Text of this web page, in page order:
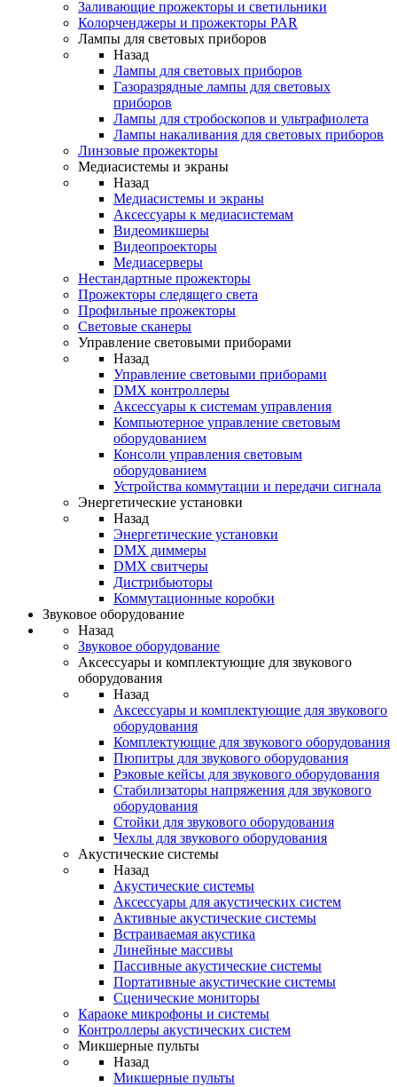
Заливающие прожекторы и светильники
Колорченджеры и прожекторы PAR
Лампы для световых приборов
Назад
Лампы для световых приборов
Газоразрядные лампы для световых
приборов
Лампы для стробоскопов и ультрафиолета
Лампы накаливания для световых приборов
Линзовые прожекторы
Медиасистемы и экраны
Назад
Медиасистемы и экраны
Аксессуары к медиасистемам
Видеомикшеры
Видеопроекторы
Медиасерверы
Нестандартные прожекторы
Прожекторы следящего света
Профильные прожекторы
Световые сканеры
Управление световыми приборами
Назад
Управление световыми приборами
DMX контроллеры
Аксессуары к системам управления
Компьютерное управление световым
оборудованием
Консоли управления световым
оборудованием
Устройства коммутации и передачи сигнала
Энергетические установки
Назад
Энергетические установки
DMX диммеры
DMX свитчеры
Дистрибьюторы
Коммутационные коробки
Звуковое оборудование
Назад
Звуковое оборудование
Аксессуары и комплектующие для звукового
оборудования
Назад
Аксессуары и комплектующие для звукового
оборудования
Комплектующие для звукового оборудования
Пюпитры для звукового оборудования
Рэковые кейсы для звукового оборудования
Стабилизаторы напряжения для звукового
оборудования
Стойки для звукового оборудования
Чехлы для звукового оборудования
Акустические системы
Назад
Акустические системы
Аксессуары для акустических систем
Активные акустические системы
Встраиваемая акустика
Линейные массивы
Пассивные акустические системы
Портативные акустические системы
Сценические мониторы
Караоке микрофоны и системы
Контроллеры акустических систем
Микшерные пульты
Назад
Микшерные пульты